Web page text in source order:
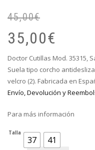
45,00€
35,00€
Doctor Cutillas Mod. 35315,
Suela tipo corcho
velcro (2). Fabricada en
Envío, Devolución y
Para más información
Talla
37 41